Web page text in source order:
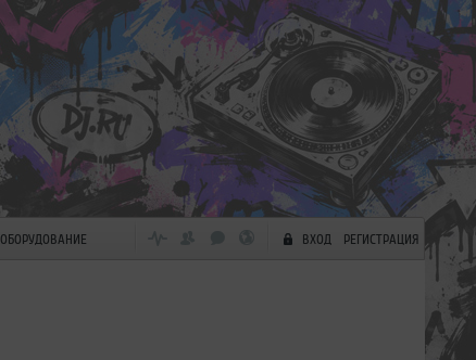
ОБОРУДОВАНИЕ ВХОД РЕГИСТРАЦИЯ